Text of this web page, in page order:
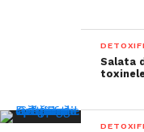
Salata